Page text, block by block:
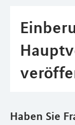
Haben Sie